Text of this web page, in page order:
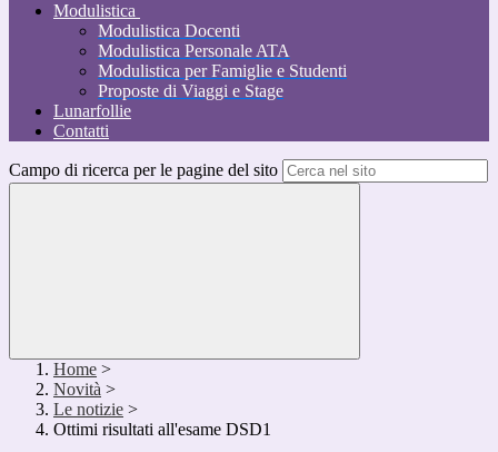
Modulistica
Modulistica Docenti
Modulistica Personale ATA
Modulistica per Famiglie e Studenti
Proposte di Viaggi e Stage
Lunarfollie
Contatti
Campo di ricerca per le pagine del sito
Home >
Novità >
Le notizie >
Ottimi risultati all'esame DSD1